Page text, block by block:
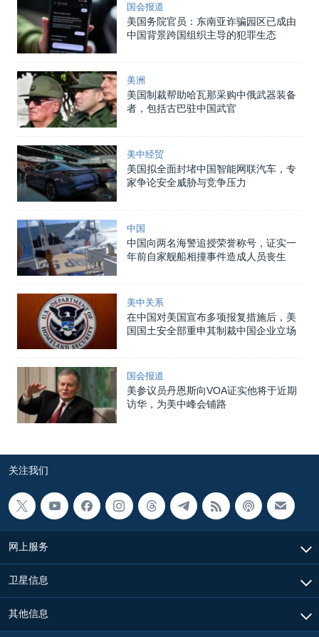
国会报道
美国务院官员：东南亚诈骗园区已成由
中国背景跨国组织主导的犯罪生态
美洲
美国制裁帮助哈瓦那采购中俄武器装备
者，包括古巴驻中国武官
美中经贸
美国拟全面封堵中国智能网联汽车，专
家争论安全威胁与竞争压力
中国
中国向两名海警追授荣誉称号，证实一
年前自家舰船相撞事件造成人员丧生
美中关系
在中国对美国宣布多项报复措施后，美
国国土安全部重申其制裁中国企业立场
国会报道
美参议员丹恩斯向VOA证实他将于近期
访华，为美中峰会铺路
关注我们
网上服务
卫星信息
其他信息